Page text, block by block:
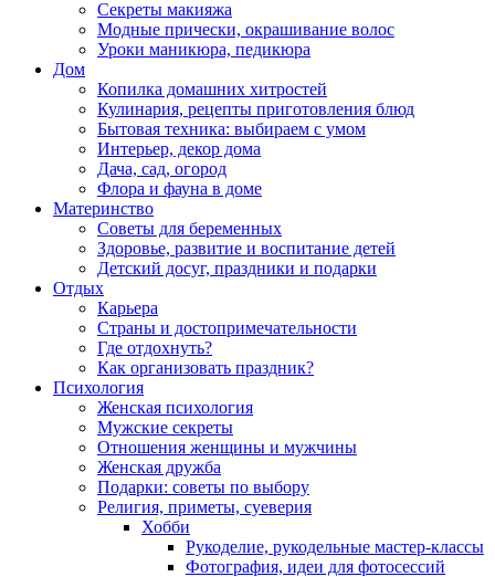
Секреты макияжа
Модные прически, окрашивание волос
Уроки маникюра, педикюра
Дом
Копилка домашних хитростей
Кулинария, рецепты приготовления блюд
Бытовая техника: выбираем с умом
Интерьер, декор дома
Дача, сад, огород
Флора и фауна в доме
Материнство
Советы для беременных
Здоровье, развитие и воспитание детей
Детский досуг, праздники и подарки
Отдых
Карьера
Страны и достопримечательности
Где отдохнуть?
Как организовать праздник?
Психология
Женская психология
Мужские секреты
Отношения женщины и мужчины
Женская дружба
Подарки: советы по выбору
Религия, приметы, суеверия
Хобби
Рукоделие, рукодельные мастер-классы
Фотография, идеи для фотосессий